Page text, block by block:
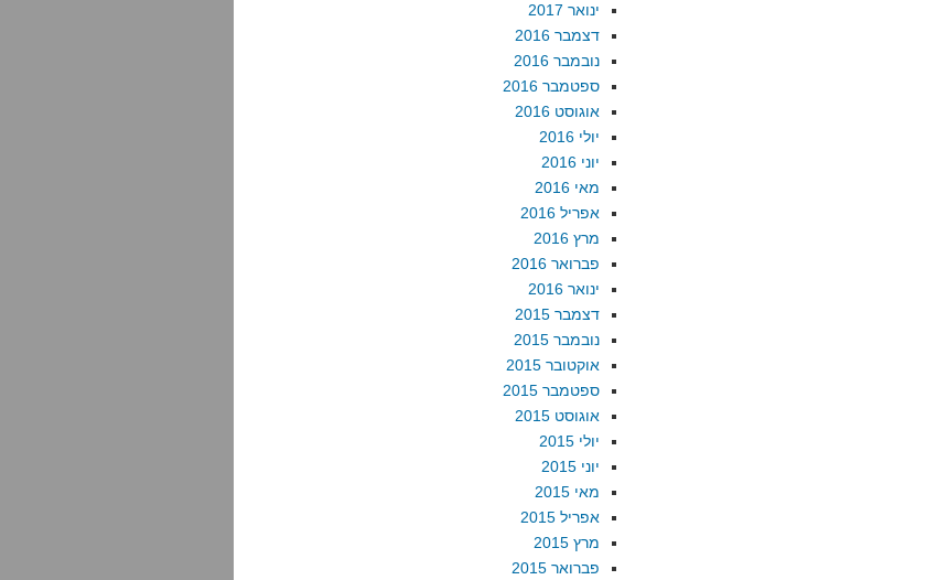
ינואר 2017
דצמבר 2016
נובמבר 2016
ספטמבר 2016
אוגוסט 2016
יולי 2016
יוני 2016
מאי 2016
אפריל 2016
מרץ 2016
פברואר 2016
ינואר 2016
דצמבר 2015
נובמבר 2015
אוקטובר 2015
ספטמבר 2015
אוגוסט 2015
יולי 2015
יוני 2015
מאי 2015
אפריל 2015
מרץ 2015
פברואר 2015